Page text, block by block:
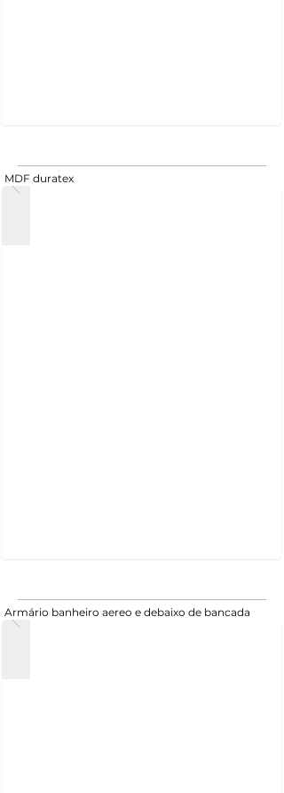
MDF duratex
Armário banheiro aereo e debaixo de bancada